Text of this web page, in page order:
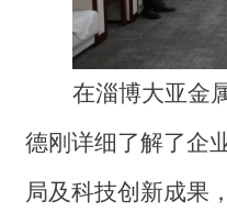
在淄博大亚金
德刚详细了解了企
局及科技创新成果